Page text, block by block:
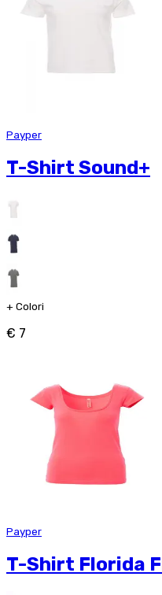
Payper
T-Shirt Sound+
+ Colori
€ 7
Payper
T-Shirt Florida